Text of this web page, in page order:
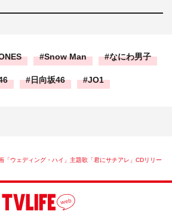
Snow Man なにわ男子
日向坂46 JO1
「ウェディング・ハイ」主題歌「君にサチアレ」CDリリー